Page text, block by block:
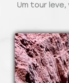
Um tour